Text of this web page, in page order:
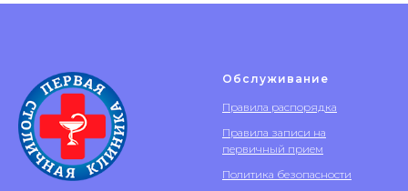
Обслуживание
Правила распорядка
Правила записи на
первичный прием
Политика безопасности